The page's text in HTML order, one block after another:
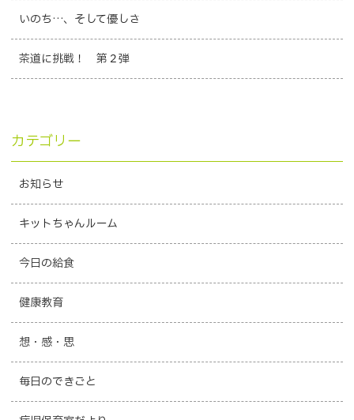
いのち…、そして優しさ
茶道に挑戦！ 第２弾
カテゴリー
お知らせ
キットちゃんルーム
今日の給食
健康教育
想・感・思
毎日のできごと